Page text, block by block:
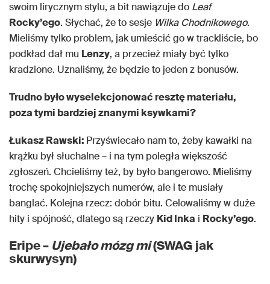
swoim lirycznym stylu, a bit nawiązuje do Leaf
Rocky’ego. Słychać, że to sesje Wilka Chodnikowego.
Mieliśmy tylko problem, jak umieścić go w trackliście, bo
podkład dał mu Lenzy, a przecież miały być tylko
kradzione. Uznaliśmy, że będzie to jeden z bonusów.
Trudno było wyselekcjonować resztę materiału,
poza tymi bardziej znanymi ksywkami?
Łukasz Rawski: Przyświecało nam to, żeby kawałki na
krążku był słuchalne – i na tym poległa większość
zgłoszeń. Chcieliśmy też, by było bangerowo. Mieliśmy
trochę spokojniejszych numerów, ale i te musiały
banglać. Kolejna rzecz: dobór bitu. Celowaliśmy w duże
hity i spójność, dlatego są rzeczy Kid Inka i Rocky’ego.
Eripe – Ujebało mózg mi(SWAG jak
skurwysyn)